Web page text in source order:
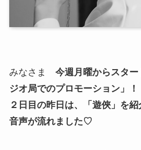
みなさま 今週月曜からスタ
ジオ局でのプロモーション」！
２日目の昨日は、「遊俠」を
音声が流れました♡